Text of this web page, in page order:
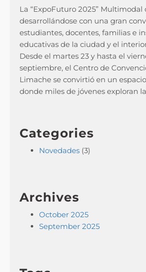
La “ExpoFuturo 2025” Multimodal
desarrollándose con una gran
estudiantes, docentes, familias e
educativas de la ciudad y el
Desde el martes 23 y hasta el
septiembre, el Centro de
Limache se convirtió en un
donde miles de jóvenes exploran
Categories
Novedades (3)
Archives
October 2025
September 2025